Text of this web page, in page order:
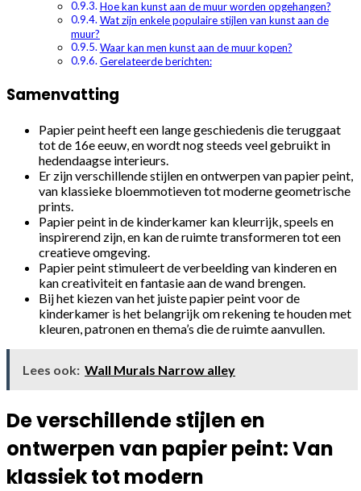
Hoe kan kunst aan de muur worden opgehangen?
Wat zijn enkele populaire stijlen van kunst aan de
muur?
Waar kan men kunst aan de muur kopen?
Gerelateerde berichten:
Samenvatting
Papier peint heeft een lange geschiedenis die teruggaat
tot de 16e eeuw, en wordt nog steeds veel gebruikt in
hedendaagse interieurs.
Er zijn verschillende stijlen en ontwerpen van papier peint,
van klassieke bloemmotieven tot moderne geometrische
prints.
Papier peint in de kinderkamer kan kleurrijk, speels en
inspirerend zijn, en kan de ruimte transformeren tot een
creatieve omgeving.
Papier peint stimuleert de verbeelding van kinderen en
kan creativiteit en fantasie aan de wand brengen.
Bij het kiezen van het juiste papier peint voor de
kinderkamer is het belangrijk om rekening te houden met
kleuren, patronen en thema’s die de ruimte aanvullen.
Lees ook: Wall Murals Narrow alley
De verschillende stijlen en
ontwerpen van papier peint: Van
klassiek tot modern